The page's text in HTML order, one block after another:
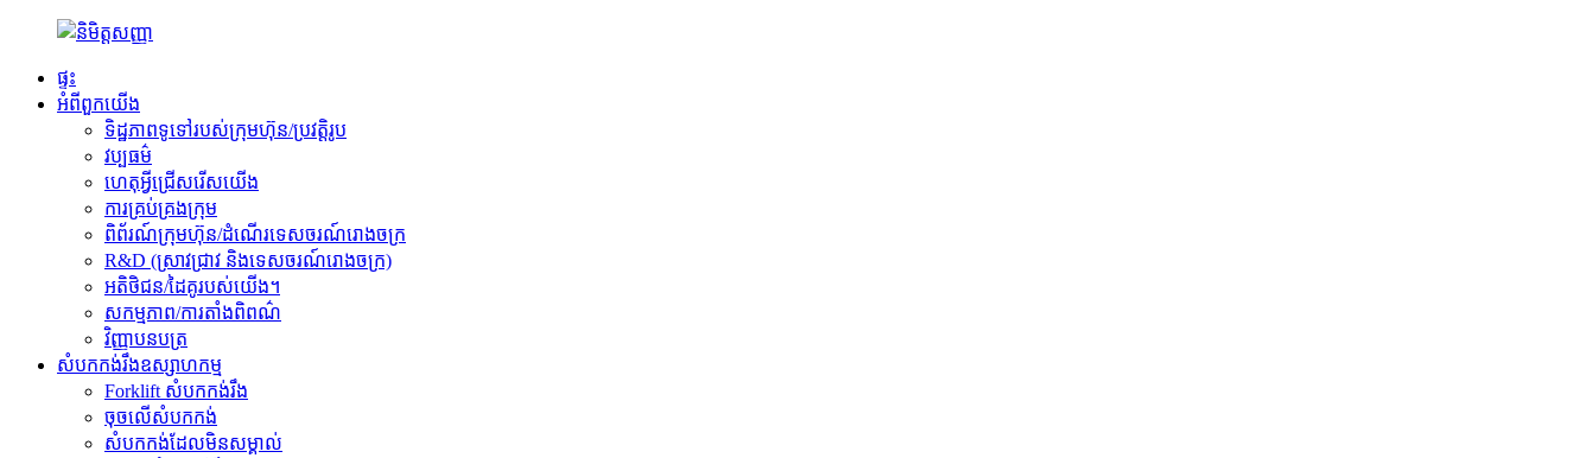
ផ្ទះ
អំពីពួកយើង
ទិដ្ឋភាពទូទៅរបស់ក្រុមហ៊ុន/ប្រវត្តិរូប
វប្បធម៌
ហេតុអ្វីជ្រើសរើសយើង
ការគ្រប់គ្រងក្រុម
ពិព័រណ៍ក្រុមហ៊ុន/ដំណើរទេសចរណ៍រោងចក្រ
R&D (ស្រាវជ្រាវ និងទេសចរណ៍រោងចក្រ)
អតិថិជន/ដៃគូរបស់យើង។
សកម្មភាព/ការតាំងពិពណ៌
វិញ្ញាបនបត្រ
សំបកកង់រឹងឧស្សាហកម្ម
Forklift សំបកកង់រឹង
ចុចលើសំបកកង់
សំបកកង់ដែលមិនសម្គាល់